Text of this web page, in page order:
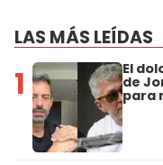
LAS MÁS LEÍDAS
1 El
de
para